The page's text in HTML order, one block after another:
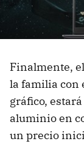
Finalmente,
la familia con
gráfico,
aluminio en
un precio